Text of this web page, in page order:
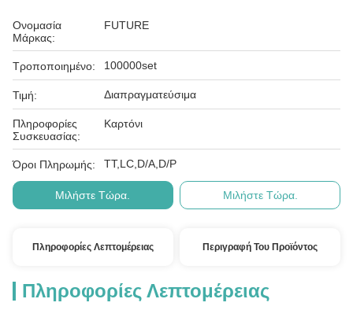
Ονομασία
Μάρκας:
FUTURE
Τροποποιημένο: 100000set
Τιμή: Διαπραγματεύσιμα
Πληροφορίες
Συσκευασίας:
Καρτόνι
Όροι Πληρωμής: ΤΤ,LC,D/A,D/P
Μιλήστε Τώρα. Μιλήστε Τώρα.
Πληροφορίες Λεπτομέρειας Περιγραφή Του Προϊόντος
Πληροφορίες Λεπτομέρειας